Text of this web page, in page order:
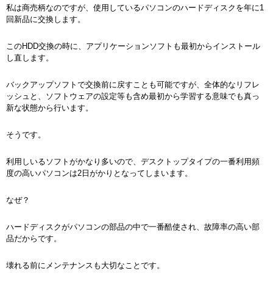
私は商売柄なのですが、使用しているパソコンのハードディスクを年に1
回新品に交換します。
このHDD交換の時に、アプリケーションソフトも最初からインストール
し直します。
バックアップソフトで交換前に戻すことも可能ですが、全体的なリフレ
ッシュと、ソフトウェアの設定等も含め最初から学習する意味でも真っ
新な状態から行います。
そうです。
利用しいるソフトがかなり多いので、デスクトップタイプの一番利用頻
度の高いパソコンは2日がかりとなってしまいます。
なぜ？
ハードディスクがパソコンの部品の中で一番酷使され、故障率の高い部
品だからです。
壊れる前にメンテナンスも大切なことです。